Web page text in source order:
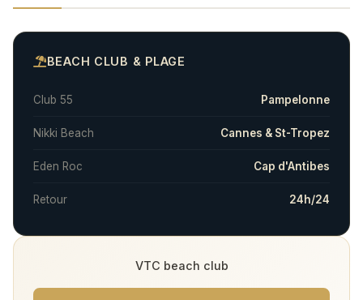
BEACH CLUB & PLAGE
Club 55 Pampelonne
Nikki Beach Cannes & St-Tropez
Eden Roc Cap d'Antibes
Retour 24h/24
VTC beach club